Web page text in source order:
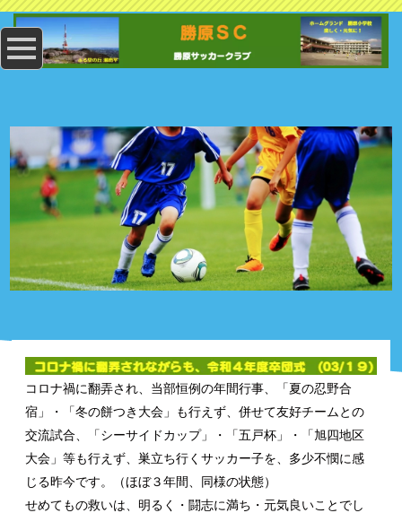
コロナ禍に翻弄され、当部恒例の年間行事、「夏の忍野合
宿」・「冬の餅つき大会」も行えず、併せて友好チームとの
交流試合、「シーサイドカップ」・「五戸杯」・「旭四地区
大会」等も行えず、巣立ち行くサッカー子を、多少不憫に感
じる昨今です。（ほぼ３年間、同様の状態）
せめてもの救いは、明るく・闘志に満ち・元気良いことでし